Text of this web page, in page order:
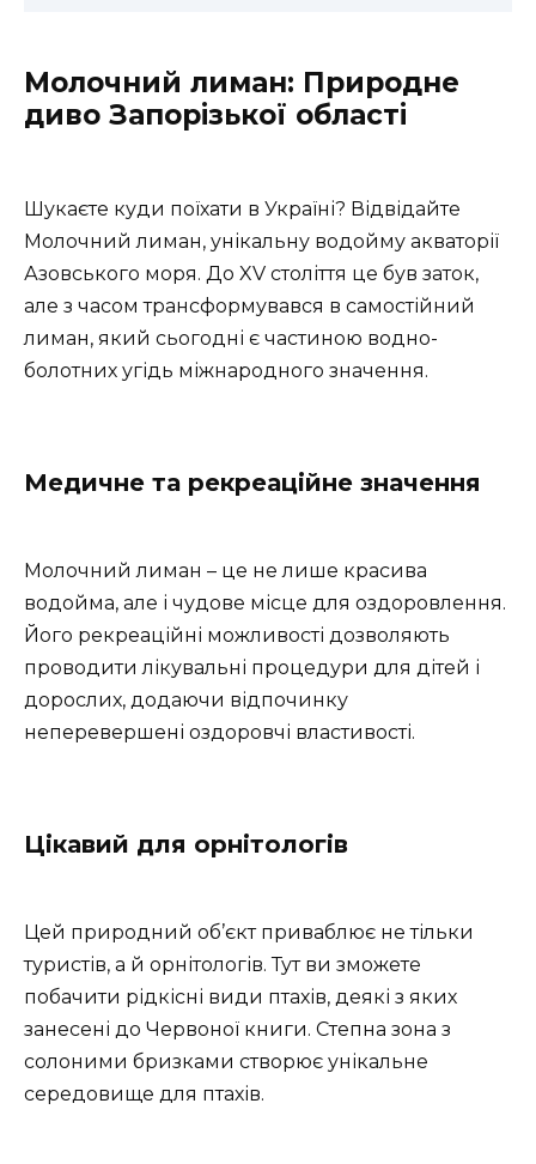
Молочний лиман: Природне
диво Запорізької області
Шукаєте куди поїхати в Україні? Відвідайте
Молочний лиман, унікальну водойму акваторії
Азовського моря. До XV століття це був заток,
але з часом трансформувався в самостійний
лиман, який сьогодні є частиною водно-
болотних угідь міжнародного значення.
Медичне та рекреаційне значення
Молочний лиман – це не лише красива
водойма, але і чудове місце для оздоровлення.
Його рекреаційні можливості дозволяють
проводити лікувальні процедури для дітей і
дорослих, додаючи відпочинку
неперевершені оздоровчі властивості.
Цікавий для орнітологів
Цей природний об’єкт приваблює не тільки
туристів, а й орнітологів. Тут ви зможете
побачити рідкісні види птахів, деякі з яких
занесені до Червоної книги. Степна зона з
солоними бризками створює унікальне
середовище для птахів.